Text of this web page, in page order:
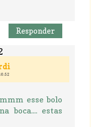
Responder
esse bolo
boca.... estas